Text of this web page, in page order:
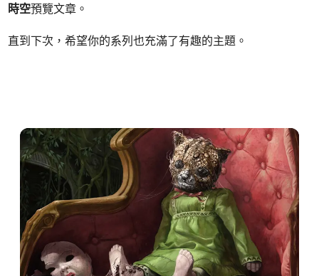
時空預覽文章。
直到下次，希望你的系列也充滿了有趣的主題。